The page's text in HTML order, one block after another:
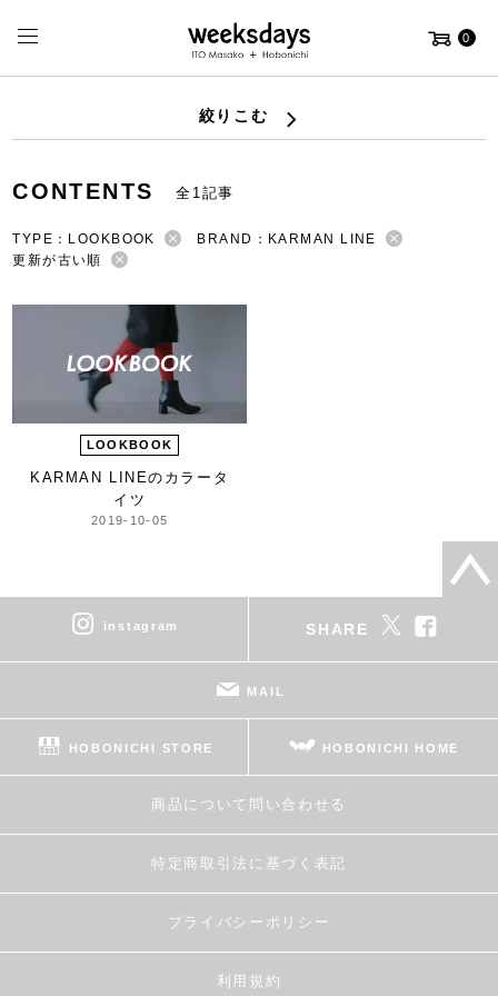
0
絞りこむ
CONTENTS 全1記事
TYPE：LOOKBOOK
BRAND：KARMAN LINE
更新が古い順
LOOKBOOK
KARMAN LINEの カラータ
イツ
2019-10-05
instagram SHARE
MAIL
HOBONICHI STORE HOBONICHI HOME
商品について問い合わせる
特定商取引法に基づく表記
プライバシーポリシー
利用規約